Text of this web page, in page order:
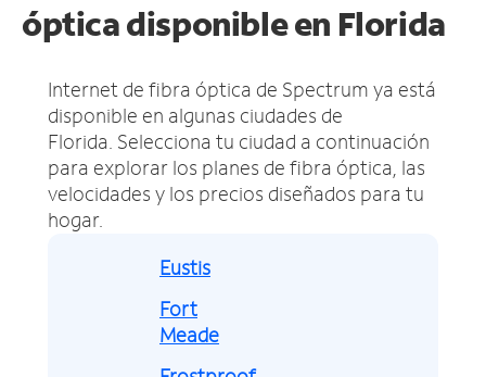
óptica disponible en Florida
Internet de fibra óptica de Spectrum ya está
disponible en algunas ciudades de
Florida. Selecciona tu ciudad a continuación
para explorar los planes de fibra óptica, las
velocidades y los precios diseñados para tu
hogar.
Eustis
Fort
Meade